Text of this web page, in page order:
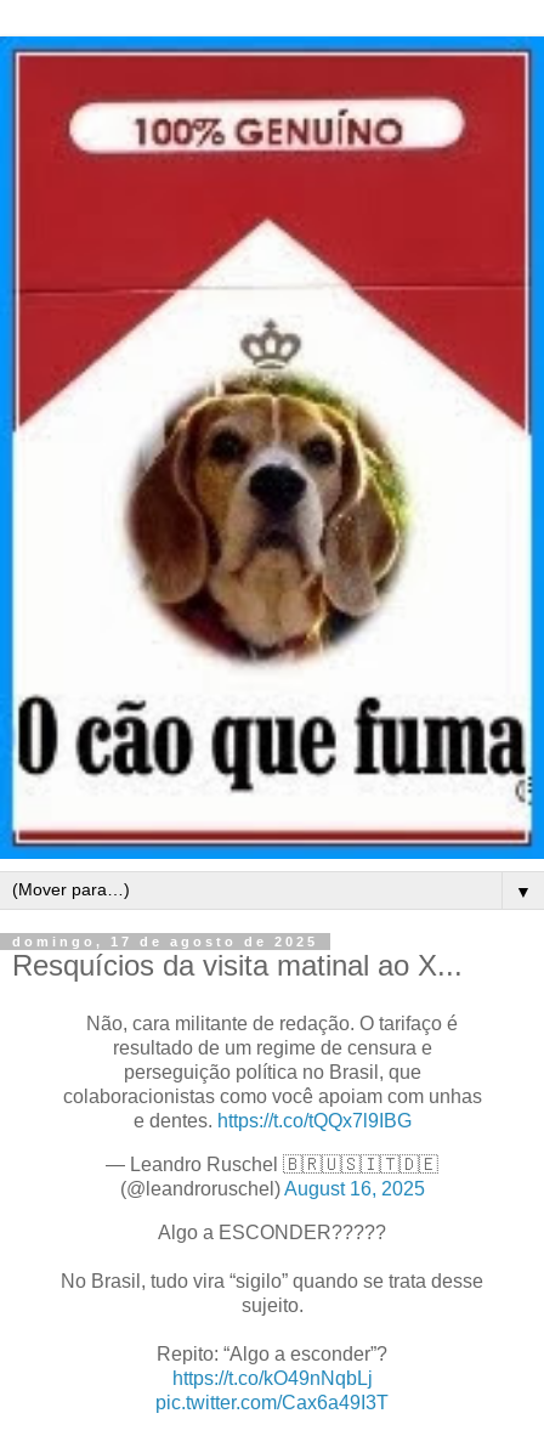
▼
domingo, 17 de agosto de 2025
Resquícios da visita matinal ao X...
Não, cara militante de redação. O tarifaço é
resultado de um regime de censura e
perseguição política no Brasil, que
colaboracionistas como você apoiam com unhas
e dentes. https://t.co/tQQx7l9IBG
— Leandro Ruschel 🇧🇷🇺🇸🇮🇹🇩🇪
(@leandroruschel)August 16, 2025
Algo a ESCONDER?????
No Brasil, tudo vira “sigilo” quando se trata desse
sujeito.
Repito: “Algo a esconder”?
https://t.co/kO49nNqbLj
pic.twitter.com/Cax6a49I3T